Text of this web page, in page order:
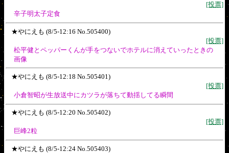
[投票]
辛子明太子定食
★やにえも (8/5-12:16 No.505400)
[投票]
松平健とペッパーくんが手をつないでホテルに消えていったときの
画像
★やにえも (8/5-12:18 No.505401)
[投票]
小倉智昭が生放送中にカツラが落ちて動揺してる瞬間
★やにえも (8/5-12:20 No.505402)
[投票]
巨峰2粒
★やにえも (8/5-12:24 No.505403)